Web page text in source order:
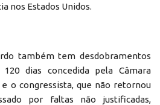
nos Estados Unidos.
também tem desdobramentos
dias concedida pela Câmara
o congressista, que não retornou
por faltas não justificadas,